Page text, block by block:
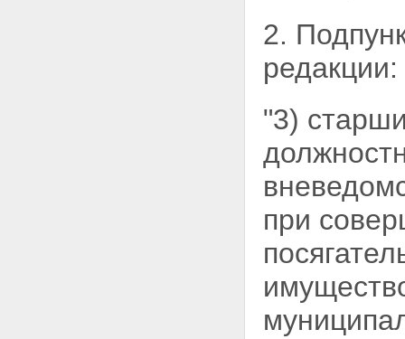
2.
редакции:
"3)
при